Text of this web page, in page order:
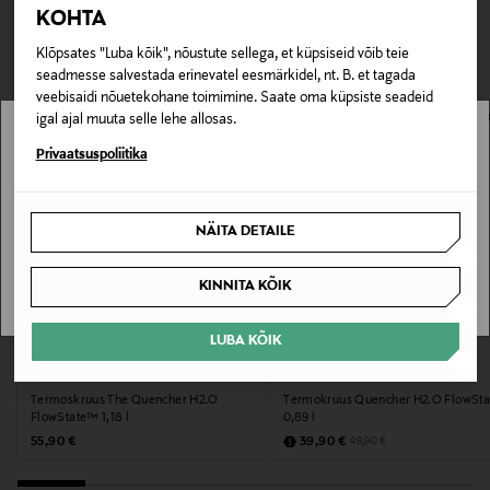
KOHTA
Klõpsates "Luba kõik", nõustute sellega, et küpsiseid võib teie
seadmesse salvestada erinevatel eesmärkidel, nt. B. et tagada
veebisaidi nõuetekohane toimimine. Saate oma küpsiste seadeid
igal ajal muuta selle lehe allosas.
Privaatsuspoliitika
NÄITA DETAILE
KINNITA KÕIK
LUBA KÕIK
Tootenumber
175586811
Materjal
Nõudepesumasinas pestav
Värv
DAFFODIL
Suurus
1,18L
0,00 € – 4,90 €
TEISED KLIENDID
VAATASID KA
Termoskruus The Quencher H2.O
FlowState™ 1,18 l
Original Price
55,90 €
Termokruus Quencher H2.O
0,89 l
Discounted Price
39,90 € Original Price
49,90 €
Stockmann pole Sinu riigis saadaval.
SAAN ARU